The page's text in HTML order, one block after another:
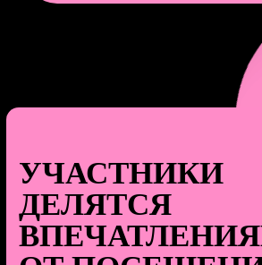
ХОЧЕШЬ ПОЛУЧАТЬ
НОВОСТИ